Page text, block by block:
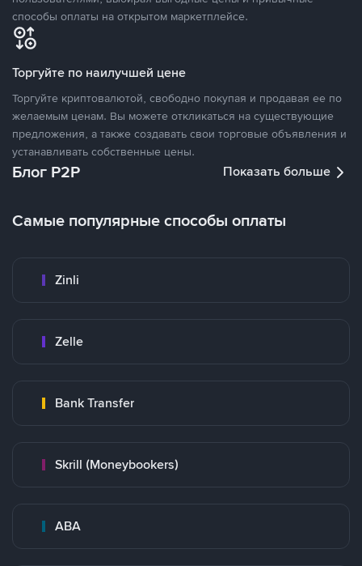
способы оплаты на открытом маркетплейсе.
Торгуйте по наилучшей цене
Торгуйте криптовалютой, свободно покупая и продавая ее по
желаемым ценам. Вы можете откликаться на существующие
предложения, а также создавать свои торговые объявления и
устанавливать собственные цены.
Блог P2P Показать больше
Самые популярные способы оплаты
Zinli
Zelle
Bank Transfer
Skrill (Moneybookers)
ABA